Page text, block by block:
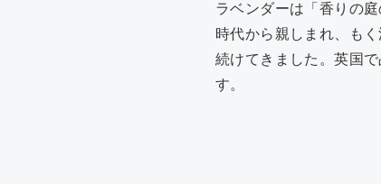
e e
n
c
e
ラベンダーは「香りの
時代から親しまれ、も
続けてきました。英国
す。